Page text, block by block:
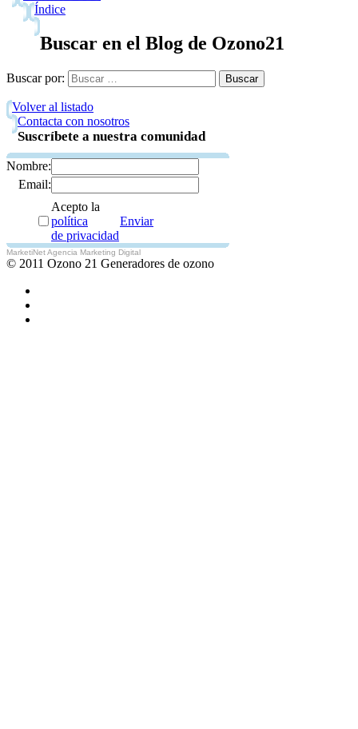
Índice
Buscar en el Blog de Ozono21
Buscar por:
Volver al listado
Contacta con nosotros
Suscríbete a nuestra comunidad
Nombre:
Email:
Acepto la
política
de privacidad
Enviar
MarketiNet Agencia Marketing Digital
© 2011 Ozono 21 Generadores de ozono